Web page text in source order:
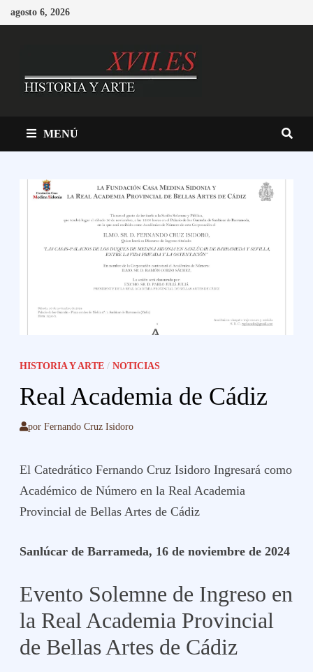
Saltar
al
agosto 6, 2026
MENÚ
HISTORIA Y ARTE /NOTICIAS
Real Academia de Cádiz
porFernando Cruz Isidoro
El Catedrático Fernando Cruz Isidoro Ingresará como
Académico de Número en la Real Academia
Provincial de Bellas Artes de Cádiz
Sanlúcar de Barrameda, 16 de noviembre de 2024
Evento Solemne de Ingreso en
la Real Academia Provincial
de Bellas Artes de Cádiz